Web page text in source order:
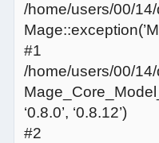
/home/users/00/
#1
/home/users/00/
‘0.8.0’, ‘0.8.12’)
#2